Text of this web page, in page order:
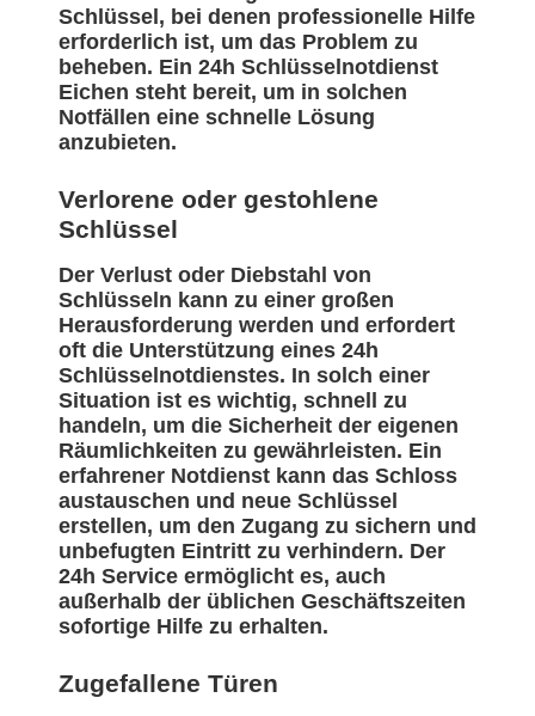
Schlüssel, bei denen professionelle Hilfe
erforderlich ist, um das Problem zu
beheben. Ein 24h Schlüsselnotdienst
Eichen steht bereit, um in solchen
Notfällen eine schnelle Lösung
anzubieten.
Verlorene oder gestohlene
Schlüssel
Der Verlust oder Diebstahl von
Schlüsseln kann zu einer großen
Herausforderung werden und erfordert
oft die Unterstützung eines 24h
Schlüsselnotdienstes. In solch einer
Situation ist es wichtig, schnell zu
handeln, um die Sicherheit der eigenen
Räumlichkeiten zu gewährleisten. Ein
erfahrener Notdienst kann das Schloss
austauschen und neue Schlüssel
erstellen, um den Zugang zu sichern und
unbefugten Eintritt zu verhindern. Der
24h Service ermöglicht es, auch
außerhalb der üblichen Geschäftszeiten
sofortige Hilfe zu erhalten.
Zugefallene Türen